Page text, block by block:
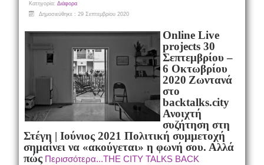
Κατηγορία: Διάφορα
Δημοσιεύθηκε : 29 Σεπτεμβρίου 2020
Online Live
projects 30
Σεπτεμβρίου –
6 Οκτωβρίου
2020 Ζωντανά
στο
backtalks.city
Ανοιχτή
συζήτηση στη
Στέγη | Ιούνιος 2021 Πολιτική συμμετοχή
σημαίνει να «ακούγεται» η φωνή σου. Αλλά
πώς Περισσότερα...THE CITY TALKS BACK